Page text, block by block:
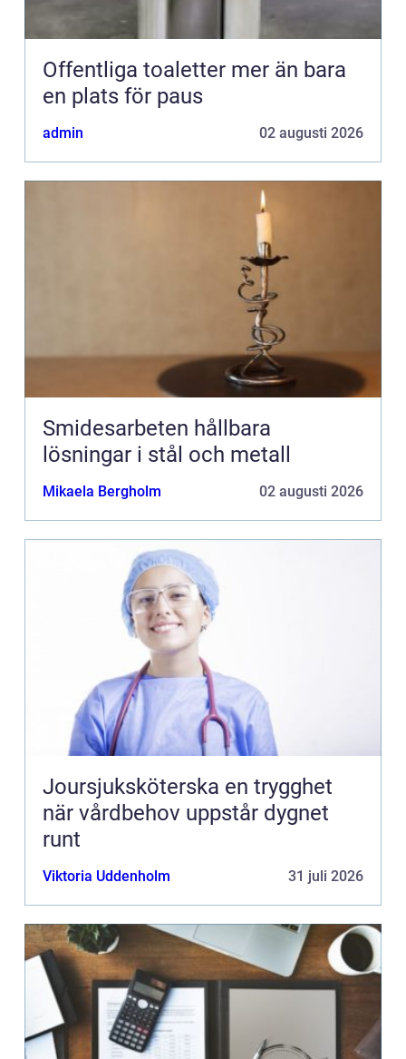
Offentliga toaletter mer än bara
en plats för paus
admin 02 augusti 2026
Smidesarbeten hållbara
lösningar i stål och metall
Mikaela Bergholm 02 augusti 2026
Joursjuksköterska en trygghet
när vårdbehov uppstår dygnet
runt
Viktoria Uddenholm 31 juli 2026